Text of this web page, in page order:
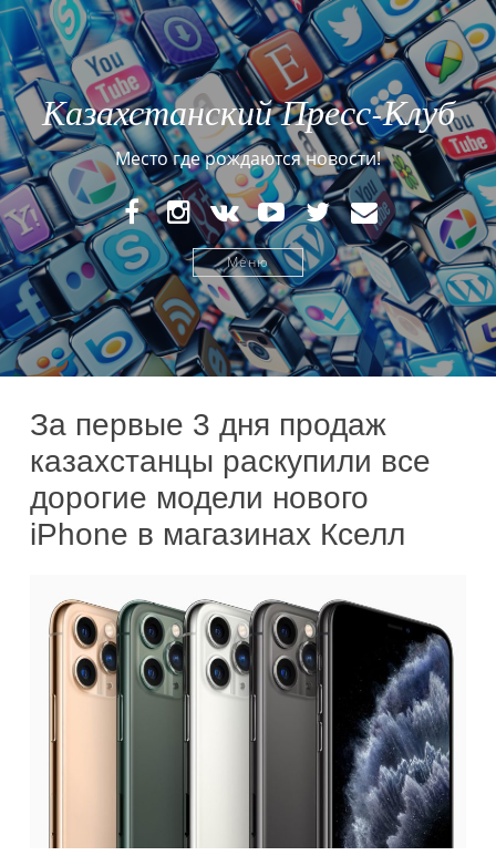
Казахстанский Пресс-Клуб
Место где рождаются новости!
FaceBookInstagram
VK YouTubeTwitterE-
mail
Меню
За первые 3 дня продаж
казахстанцы раскупили все
дорогие модели нового
iPhone в магазинах Кселл